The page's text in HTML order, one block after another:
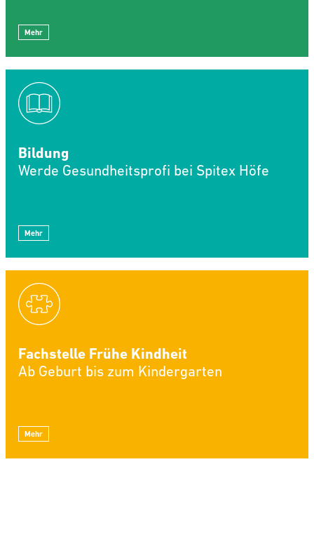
Mehr
Bildung
Werde Gesundheitsprofi bei Spitex Höfe
Mehr
Fachstelle Frühe Kindheit
Ab Geburt bis zum Kindergarten
Mehr